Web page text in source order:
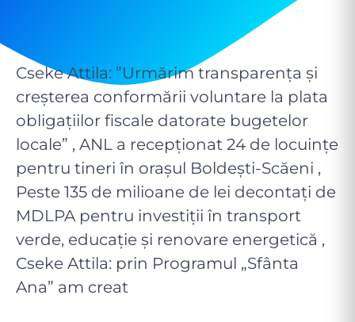
Cseke Attila: ”Urmărim transparența și
creșterea conformării voluntare la plata
obligațiilor fiscale datorate bugetelor
locale” , ANL a recepţionat 24 de locuinţe
pentru tineri în orașul Boldești-Scăeni ,
Peste 135 de milioane de lei decontați de
MDLPA pentru investiții în transport
verde, educație și renovare energetică ,
Cseke Attila: prin Programul „Sfânta
Ana” am creat